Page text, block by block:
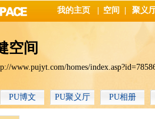
我的主页 空间 聚义
间
www.pujyt.com/homes/
PU博文 PU聚义厅 PU相册